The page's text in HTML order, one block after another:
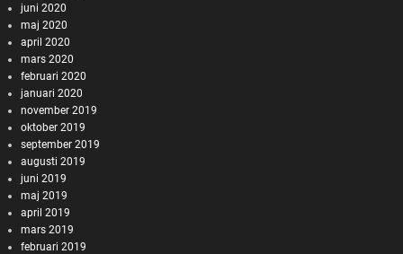
juni 2020
maj 2020
april 2020
mars 2020
februari 2020
januari 2020
november 2019
oktober 2019
september 2019
augusti 2019
juni 2019
maj 2019
april 2019
mars 2019
februari 2019